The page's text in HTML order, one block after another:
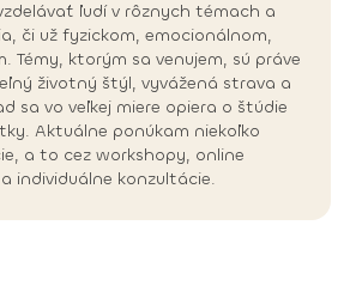
ľudí v rôznych témach a
či už fyzickom, emocionálnom,
Témy, ktorým sa venujem, sú práve
životný štýl, vyvážená strava a
sa vo veľkej miere opiera o štúdie
Aktuálne ponúkam niekoľko
a to cez workshopy, online
individuálne konzultácie.